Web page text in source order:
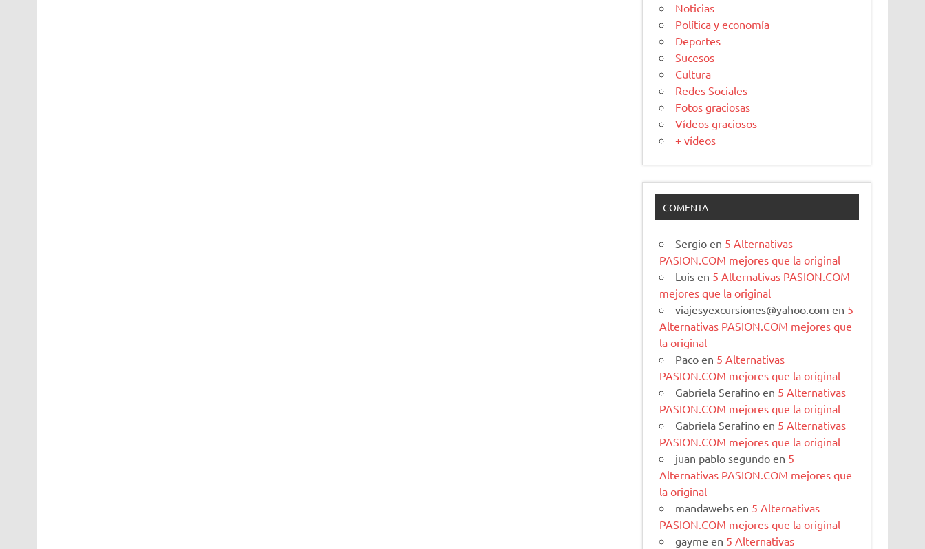
Noticias
Política y economía
Deportes
Sucesos
Cultura
Redes Sociales
Fotos graciosas
Vídeos graciosos
+ vídeos
COMENTA
Sergio en 5 Alternativas
PASION.COM mejores que la original
Luis en 5 Alternativas PASION.COM
mejores que la original
viajesyexcursiones@yahoo.com en 5
Alternativas PASION.COM mejores que
la original
Paco en 5 Alternativas
PASION.COM mejores que la original
Gabriela Serafino en 5 Alternativas
PASION.COM mejores que la original
Gabriela Serafino en 5 Alternativas
PASION.COM mejores que la original
juan pablo segundo en 5
Alternativas PASION.COM mejores que
la original
mandawebs en 5 Alternativas
PASION.COM mejores que la original
gayme en 5 Alternativas